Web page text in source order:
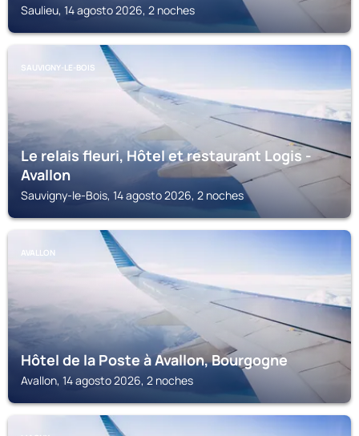
Saulieu, 14 agosto 2026, 2 noches
SAUVIGNY-LE-BOIS
Le relais fleuri, Hôtel et restaurant Logis -
Avallon
Sauvigny-le-Bois, 14 agosto 2026, 2 noches
AVALLON
Hôtel de la Poste à Avallon, Bourgogne
Avallon, 14 agosto 2026, 2 noches